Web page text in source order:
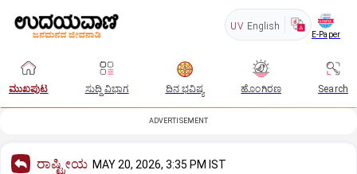
UV English
E-Paper
ಮುಖಪುಟ ಸುದ್ದಿ ವಿಭಾಗ ದಿನ ಭವಿಷ್ಯ ಹೊಂಗಿರಣ Search
ADVERTISEMENT
ರಾಷ್ಟ್ರೀಯ MAY 20, 2026, 3:35 PM IST